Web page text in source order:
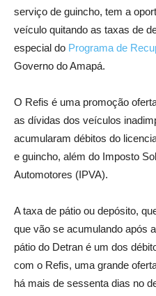
serviço de guincho, tem a
veículo quitando as taxas de
especial do Programa de
Governo do Amapá.
O Refis é uma promoção
as dívidas dos veículos
acumularam débitos do
e guincho, além do Imposto
Automotores (IPVA).
A taxa de pátio ou depósito,
que vão se acumulando após
pátio do Detran é um dos
com o Refis, uma grande
há mais de sessenta dias no